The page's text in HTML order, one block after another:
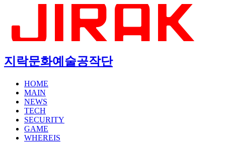
지락문화예술공작단
HOME
MAIN
NEWS
TECH
SECURITY
GAME
WHEREIS